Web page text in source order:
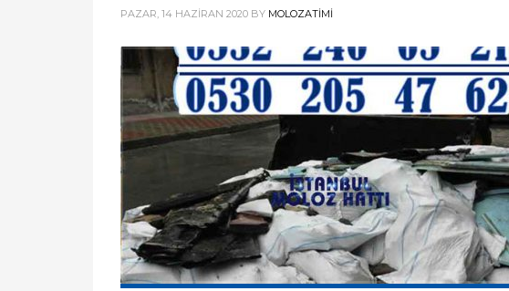
PAZAR, 14 HAZIRAN 2020 BY MOLOZATIMI